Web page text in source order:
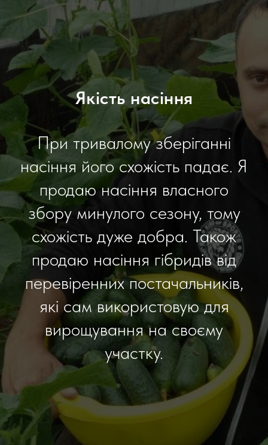
Якість насіння
При тривалому зберіганні
насіння його схожість падає. Я
продаю насіння власного
збору минулого сезону, тому
схожість дуже добра. Також
продаю насіння гібридів від
перевіренних постачальників,
які сам використовую для
вирощування на своєму
участку.